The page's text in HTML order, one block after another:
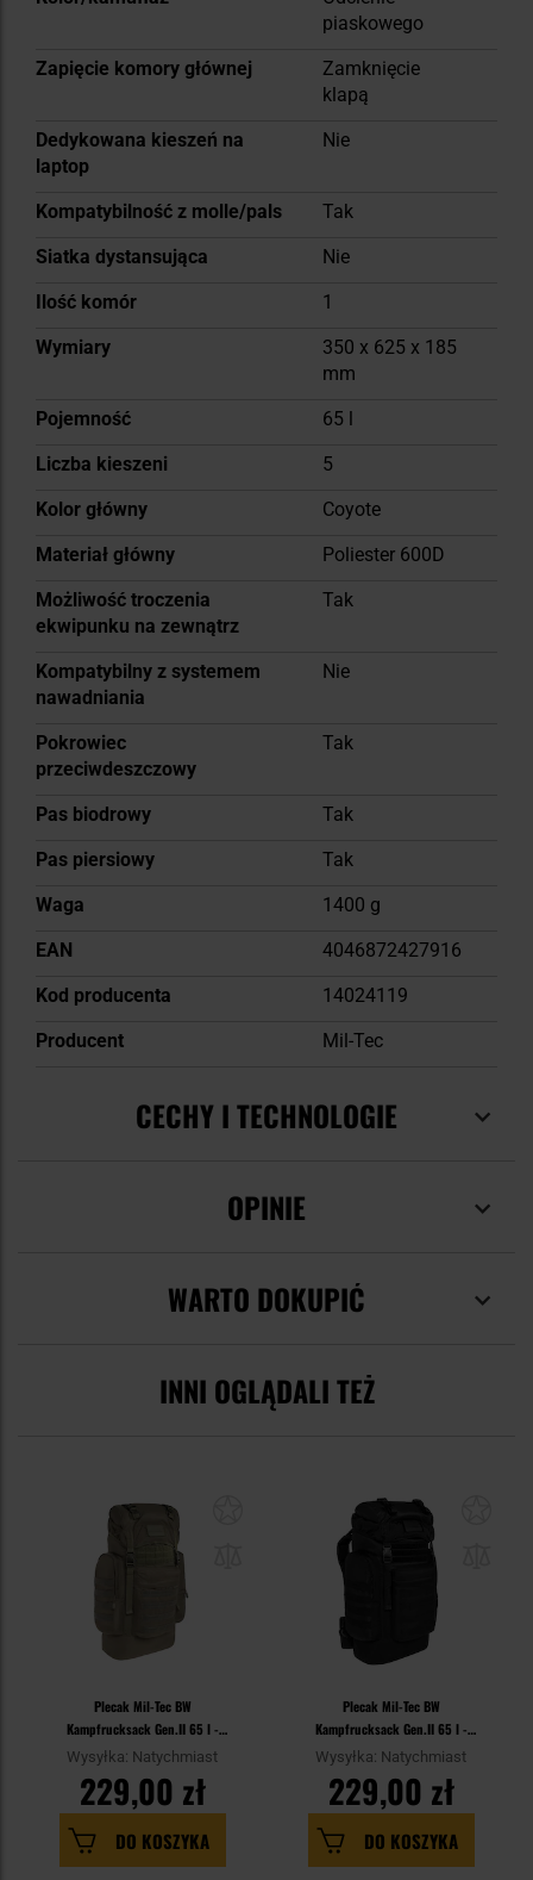
piaskowego
Zapięcie komory głównej
Zamknięcie
klapą
Dedykowana kieszeń na
laptop
Nie
Kompatybilność z molle/pals
Tak
Siatka dystansująca
Nie
Ilość komór
1
Wymiary
350 x 625 x 185
mm
Pojemność
65 l
Liczba kieszeni
5
Kolor główny
Coyote
Materiał główny
Poliester 600D
Możliwość troczenia
ekwipunku na zewnątrz
Tak
Kompatybilny z systemem
nawadniania
Nie
Pokrowiec
przeciwdeszczowy
Tak
Pas biodrowy
Tak
Pas piersiowy
Tak
Waga
1400 g
EAN
4046872427916
Kod producenta
14024119
Producent
Mil-Tec
CECHY I TECHNOLOGIE
OPINIE
WARTO DOKUPIĆ
INNI OGLĄDALI TEŻ
Plecak Mil-Tec BW
Kampfrucksack Gen.II 65 l -
Olive
Wysyłka: Natychmiast
229,00 zł
DO KOSZYKA
Plecak Mil-Tec BW
Kampfrucksack Gen.II 65 l -
Black
Wysyłka: Natychmiast
229,00 zł
DO KOSZYKA